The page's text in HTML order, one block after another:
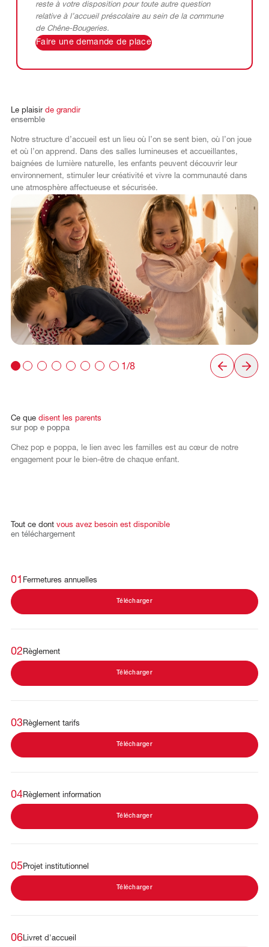
reste à votre disposition pour toute autre question
relative à l’accueil préscolaire au sein de la commune
de Chêne-Bougeries.
Faire une demande de place
Le plaisir de grandir
ensemble
Notre structure d’accueil est un lieu où l’on se sent bien, où l’on joue
et où l’on apprend. Dans des salles lumineuses et accueillantes,
baignées de lumière naturelle, les enfants peuvent découvrir leur
environnement, stimuler leur créativité et vivre la communauté dans
une atmosphère affectueuse et sécurisée.
1/8
Ce que disent les parents
sur pop e poppa
Chez pop e poppa, le lien avec les familles est au cœur de notre
engagement pour le bien-être de chaque enfant.
Tout ce dont vous avez besoin est disponible
en téléchargement
01 Fermetures annuelles
Télécharger
02 Règlement
Télécharger
03 Règlement tarifs
Télécharger
04Règlement information
Télécharger
05 Projet institutionnel
Télécharger
06Livret d'accueil